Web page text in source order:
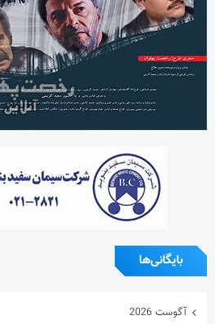
بایگانی‌ها
آگوست 2026